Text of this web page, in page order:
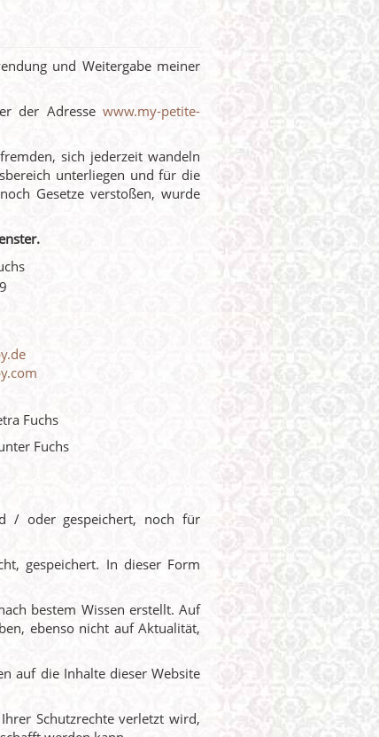
und Weitergabe meiner
der Adresse www.my-petite-
sich jederzeit wandeln
unterliegen und für die
Gesetze verstoßen, wurde
Fuchs
Fuchs
/ oder gespeichert, noch für
gespeichert. In dieser Form
bestem Wissen erstellt. Auf
ebenso nicht auf Aktualität,
auf die Inhalte dieser Website
Schutzrechte verletzt wird,